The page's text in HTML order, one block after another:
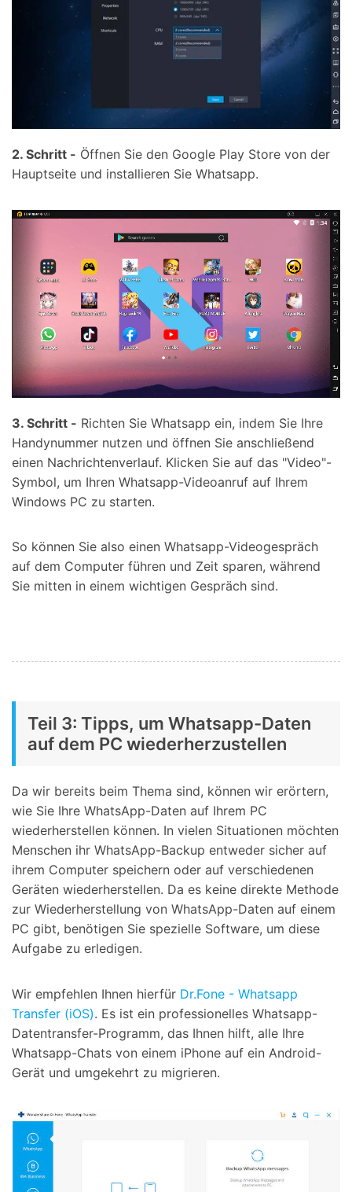
2. Schritt - Öffnen Sie den Google Play Store von der
Hauptseite und installieren Sie Whatsapp.
3. Schritt - Richten Sie Whatsapp ein, indem Sie Ihre
Handynummer nutzen und öffnen Sie anschließend
einen Nachrichtenverlauf. Klicken Sie auf das "Video"-
Symbol, um Ihren Whatsapp-Videoanruf auf Ihrem
Windows PC zu starten.
So können Sie also einen Whatsapp-Videogespräch
auf dem Computer führen und Zeit sparen, während
Sie mitten in einem wichtigen Gespräch sind.
Teil 3: Tipps, um Whatsapp-Daten
auf dem PC wiederherzustellen
Da wir bereits beim Thema sind, können wir erörtern,
wie Sie Ihre WhatsApp-Daten auf Ihrem PC
wiederherstellen können. In vielen Situationen möchten
Menschen ihr WhatsApp-Backup entweder sicher auf
ihrem Computer speichern oder auf verschiedenen
Geräten wiederherstellen. Da es keine direkte Methode
zur Wiederherstellung von WhatsApp-Daten auf einem
PC gibt, benötigen Sie spezielle Software, um diese
Aufgabe zu erledigen.
Wir empfehlen Ihnen hierfür Dr.Fone - Whatsapp
Transfer (iOS). Es ist ein professionelles Whatsapp-
Datentransfer-Programm, das Ihnen hilft, alle Ihre
Whatsapp-Chats von einem iPhone auf ein Android-
Gerät und umgekehrt zu migrieren.